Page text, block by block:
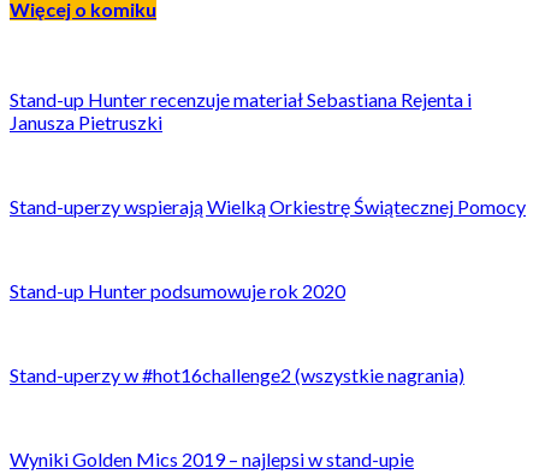
Więcej o komiku
Stand-up Hunter recenzuje materiał Sebastiana Rejenta i
Janusza Pietruszki
Stand-uperzy wspierają Wielką Orkiestrę Świątecznej Pomocy
Stand-up Hunter podsumowuje rok 2020
Stand-uperzy w #hot16challenge2 (wszystkie nagrania)
Wyniki Golden Mics 2019 – najlepsi w stand-upie